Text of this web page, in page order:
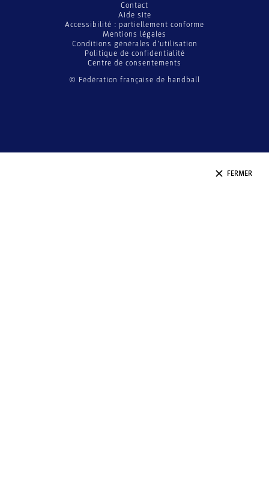
FERMER
© Fédération française de handball
Contact
Aide site
Accessibilité : partiellement conforme
Mentions légales
Conditions générales d’utilisation
Politique de confidentialité
Centre de consentements